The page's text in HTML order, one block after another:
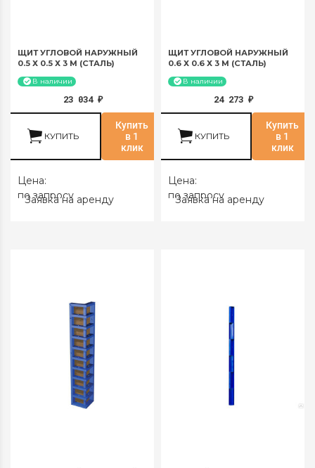
ЩИТ УГЛОВОЙ НАРУЖНЫЙ
0.5 Х 0.5 Х 3 М (СТАЛЬ)
В наличии
23 034 ₽
КУПИТЬ
Купить
в 1
клик
Цена:
по запросу
Заявка на аренду
ЩИТ УГЛОВОЙ НАРУЖНЫЙ
0.6 Х 0.6 Х 3 М (СТАЛЬ)
В наличии
24 273 ₽
КУПИТЬ
Купить
в 1
клик
Цена:
по запросу
Заявка на аренду